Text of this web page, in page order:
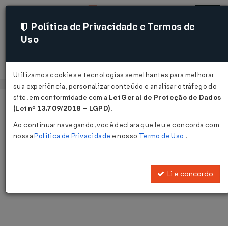
Acessar
Página Inicial Notícias
Notícias
Disponibilizamos as últimas notícias e destaques publicadas pelo
Política de Privacidade e Termos de
Uso
Utilizamos cookies e tecnologias semelhantes para melhorar
sua experiência, personalizar conteúdo e analisar o tráfego do
site, em conformidade com a Lei Geral de Proteção de Dados
(Lei nº 13.709/2018 – LGPD).
Ao continuar navegando, você declara que leu e concorda com
nossaPolítica de Privacidade e nosso Termo de Uso .
Li e concordo